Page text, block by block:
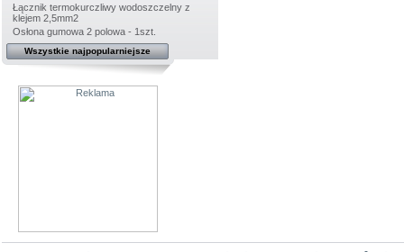
Łącznik termokurczliwy wodoszczelny z
klejem 2,5mm2
Osłona gumowa 2 polowa - 1szt.
Wszystkie najpopularniejsze